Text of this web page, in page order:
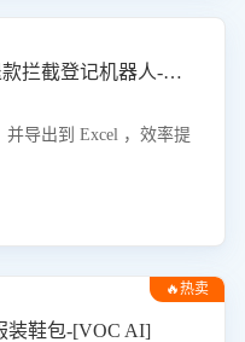
抖音小店已发货仅退款拦截登记机器人-八爪鱼
导出到 Excel ，效率提
🔥热卖
装鞋包-[VOC AI]